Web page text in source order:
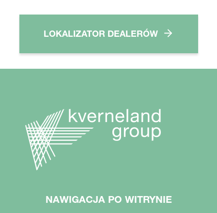
LOKALIZATOR DEALERÓW
NAWIGACJA PO WITRYNIE